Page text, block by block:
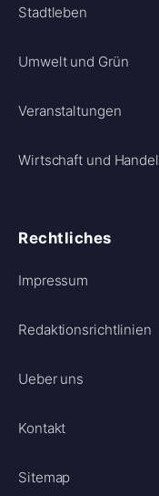
Stadtleben
Umwelt und Grün
Veranstaltungen
Wirtschaft und Handel
Rechtliches
Impressum
Redaktionsrichtlinien
Ueber uns
Kontakt
Sitemap